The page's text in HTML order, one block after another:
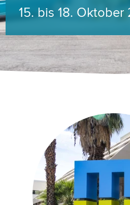
15. bis 18. Oktober